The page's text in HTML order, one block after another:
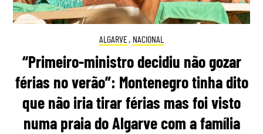
ALGARVE, NACIONAL
“Primeiro-ministro decidiu não gozar
férias no verão”: Montenegro tinha dito
que não iria tirar férias mas foi visto
numa praia do Algarve com a família